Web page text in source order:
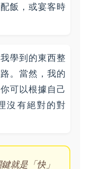
飯，或宴客時
學到的東西整
。當然，我的
可以根據自己
沒有絕對的對
就是「快」